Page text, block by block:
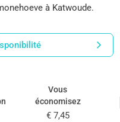
à Katwoude.
Vous
économisez
€ 7,45